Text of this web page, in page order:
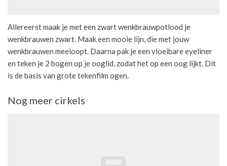
Allereerst maak je met een zwart wenkbrauwpotlood je
wenkbrauwen zwart. Maak een mooie lijn, die met jouw
wenkbrauwen meeloopt. Daarna pak je een vloeibare eyeliner
en teken je 2 bogen op je ooglid, zodat het op een oog lijkt. Dit
is de basis van grote tekenfilm ogen.
Nog meer cirkels